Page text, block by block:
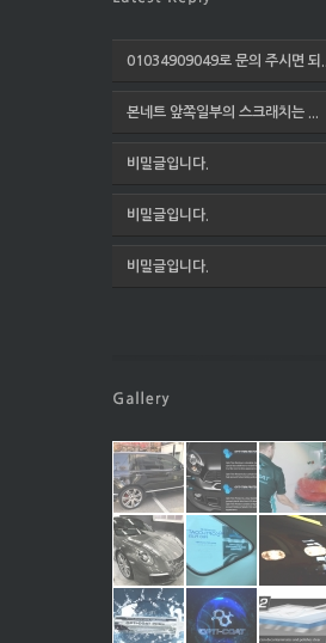
01034909049로 문의 주시면 되...
본네트 앞쪽일부의 스크래치는 ...
비밀글입니다.
비밀글입니다.
비밀글입니다.